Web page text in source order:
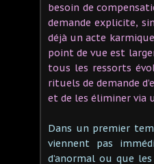
besoin de
demande explicite,
déjà un acte
point de vue est
tous les ressorts
rituels de demande
et de les éliminer via
Dans un premier
viennent pas
d’anormal ou que